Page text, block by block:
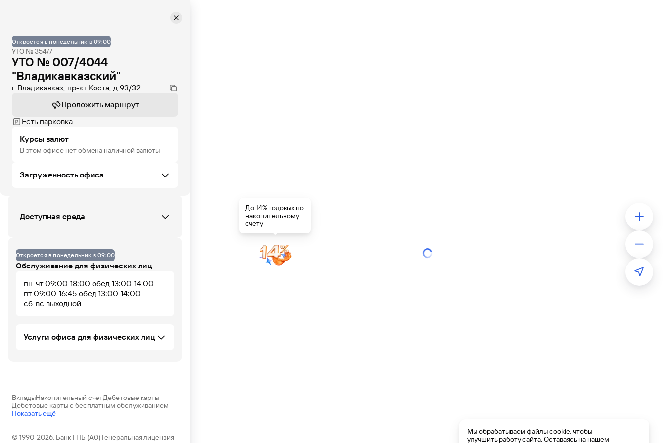
Откроется в понедельник в 09:00
УТО № 354/7
УТО № 007/4044
"Владикавказский"
г Владикавказ, пр-кт Коста, д 93/32
Проложить маршрут
Есть парковка
Курсы валют
В этом офисе нет обмена наличной валюты
Загруженность офиса
ПТ СБ ВС ЧТ
07 08 09 10 11 12 13 14 15 16 17
Доступная среда
Откроется в понедельник в 09:00
Обслуживание для физических лиц
пн-чт 09:00-18:00 обед 13:00-14:00
пт 09:00-16:45 обед 13:00-14:00
сб-вс выходной
Услуги офиса для физических лиц
прием пакета документов для оформления
НПО "Газфонд"
прием пакета документов для оформления
Потребительское кредитование ФЛ
консультирование
ВкладыНакопительный счетДебетовые карты
Дебетовые карты с бесплатным обслуживанием
Показать ещё
© 1990-2026, Банк ГПБ (АО) Генеральная лицензия
До 14% годовых по
накопительному
счету
Мы обрабатываем файлы cookie, чтобы
улучшить работу сайта. Оставаясь на нашем